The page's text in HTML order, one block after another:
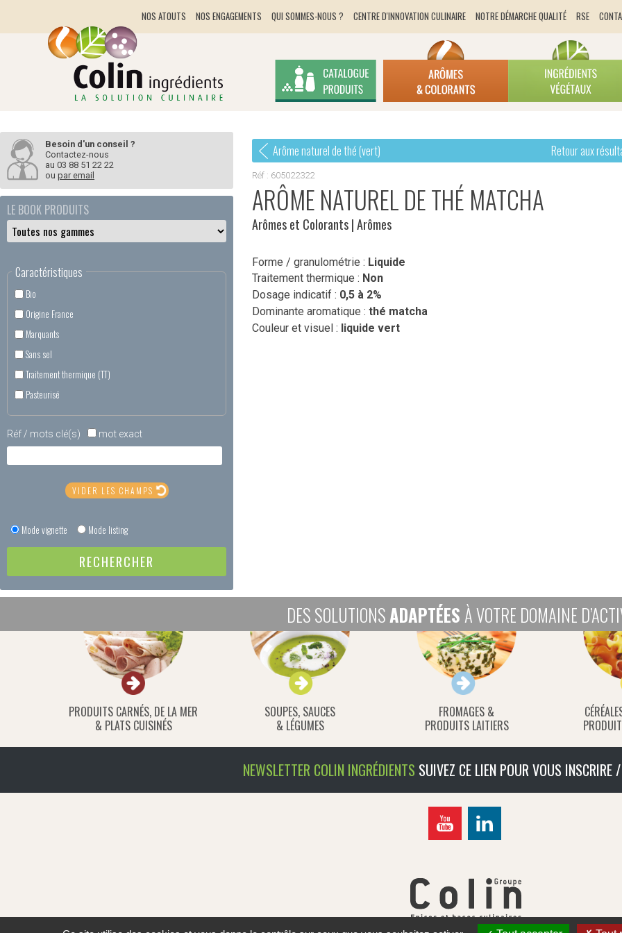
NOS ATOUTS NOS ENGAGEMENTS QUI SOMMES-NOUS ? CENTRE D'INNOVATION CULINAIRE NOTRE DÉMARCHE QUALITÉ RSE
Retour aux
Arôme naturel de thé (vert)
Réf : 605022322
ARÔME NATUREL DE THÉ MATCHA
Arômes et Colorants| Arômes
Forme / granulométrie : Liquide
Traitement thermique : Non
Dosage indicatif : 0,5 à 2%
Dominante aromatique : thé matcha
Couleur et visuel : liquide vert
Besoin d'un conseil ?
Contactez-nous
au03 88 51 22 22
oupar email
LE BOOK PRODUITS
Caractéristiques
Bio
Origine France
Marquants
Sans sel
Traitement thermique (TT)
Pasteurisé
Réf / mots clé(s) mot exact
Mode vignette Mode listing
DES SOLUTIONSADAPTÉES À VOTRE DOMAINE
PRODUITS CARNÉS, DE LA MER
& PLATS CUISINÉS
SOUPES, SAUCES
& LÉGUMES
FROMAGES &
PRODUITS LAITIERS
NEWSLETTER COLIN INGRÉDIENTS SUIVEZ CE LIEN POUR VOUS INSCRIRE